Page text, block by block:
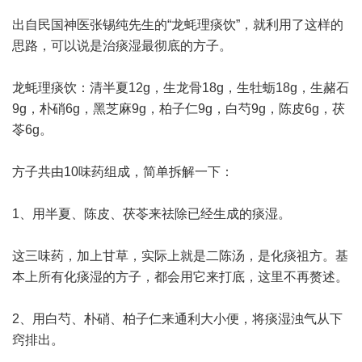
出自民国神医张锡纯先生的“龙蚝理痰饮”，就利用了这样的
思路，可以说是治痰湿最彻底的方子。
龙蚝理痰饮：清半夏12g，生龙骨18g，生牡蛎18g，生赭石
9g，朴硝6g，黑芝麻9g，柏子仁9g，白芍9g，陈皮6g，茯
苓6g。
方子共由10味药组成，简单拆解一下：
1、用半夏、陈皮、茯苓来祛除已经生成的痰湿。
这三味药，加上甘草，实际上就是二陈汤，是化痰祖方。基
本上所有化痰湿的方子，都会用它来打底，这里不再赘述。
2、用白芍、朴硝、柏子仁来通利大小便，将痰湿浊气从下
窍排出。